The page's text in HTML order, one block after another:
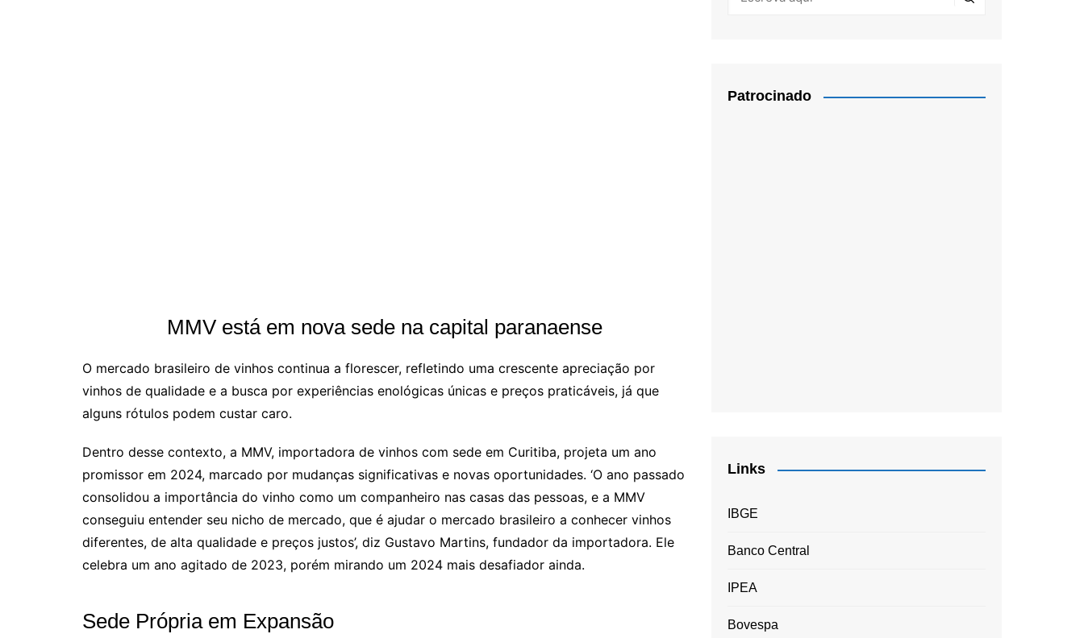
MMV está em nova sede na capital paranaense
O mercado brasileiro de vinhos continua a florescer, refletindo uma crescente apreciação por
vinhos de qualidade e a busca por experiências enológicas únicas e preços praticáveis, já que
alguns rótulos podem custar caro.
Dentro desse contexto, a MMV, importadora de vinhos com sede em Curitiba, projeta um ano
promissor em 2024, marcado por mudanças significativas e novas oportunidades. ‘O ano passado
consolidou a importância do vinho como um companheiro nas casas das pessoas, e a MMV
conseguiu entender seu nicho de mercado, que é ajudar o mercado brasileiro a conhecer vinhos
diferentes, de alta qualidade e preços justos’, diz Gustavo Martins, fundador da importadora. Ele
celebra um ano agitado de 2023, porém mirando um 2024 mais desafiador ainda.
Sede Própria em Expansão
Patrocinado
Links
IBGE
Banco Central
IPEA
Bovespa